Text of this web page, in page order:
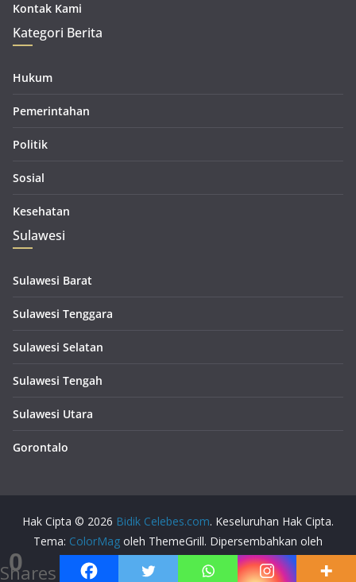
0
Shares
Kontak Kami
Kategori Berita
Hukum
Pemerintahan
Politik
Sosial
Kesehatan
Sulawesi
Sulawesi Barat
Sulawesi Tenggara
Sulawesi Selatan
Sulawesi Tengah
Sulawesi Utara
Gorontalo
Hak Cipta © 2026 Bidik Celebes.com. Keseluruhan Hak Cipta.
Tema: ColorMag oleh ThemeGrill. Dipersembahkan oleh
.